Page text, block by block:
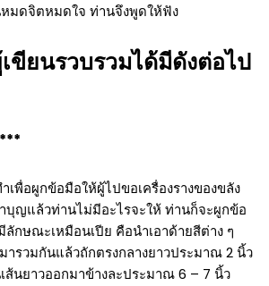
มดจิตหมดใจ ท่านจึงพูดให้ฟัง
ขียนรวบรวมได้มีดังต่อไป
เพื่อผูกข้อมือให้ผู้ไปขอเครื่องรางของขลัง
บุญแล้วท่านไม่มีอะไรจะให้ ท่านก็จะผูกข้อ
กษณะเหมือนเปีย คือนำเอาด้ายสีต่าง ๆ
ารวมกันแล้วถักตรงกลางยาวประมาณ 2 นิ้ว
ส้นยาวออกมาข้างละประมาณ 6 – 7 นิ้ว